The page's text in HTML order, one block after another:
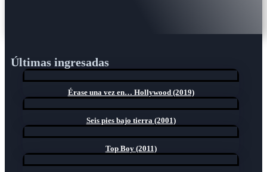
Últimas ingresadas
Érase una vez en… Hollywood (2019)
Seis pies bajo tierra (2001)
Top Boy (2011)